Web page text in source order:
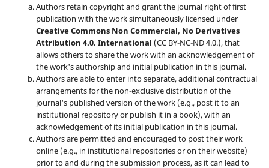
Authors retain copyright and grant the journal right of first
publication with the work simultaneously licensed under
Creative Commons Non Commercial, No Derivatives
Attribution 4.0. International (CC BY-NC-ND 4.0.), that
allows others to share the work with an acknowledgement of
the work's authorship and initial publication in this journal.
Authors are able to enter into separate, additional contractual
arrangements for the non-exclusive distribution of the
journal's published version of the work (e.g., post it to an
institutional repository or publish it in a book), with an
acknowledgement of its initial publication in this journal.
Authors are permitted and encouraged to post their work
online (e.g., in institutional repositories or on their website)
prior to and during the submission process, as it can lead to